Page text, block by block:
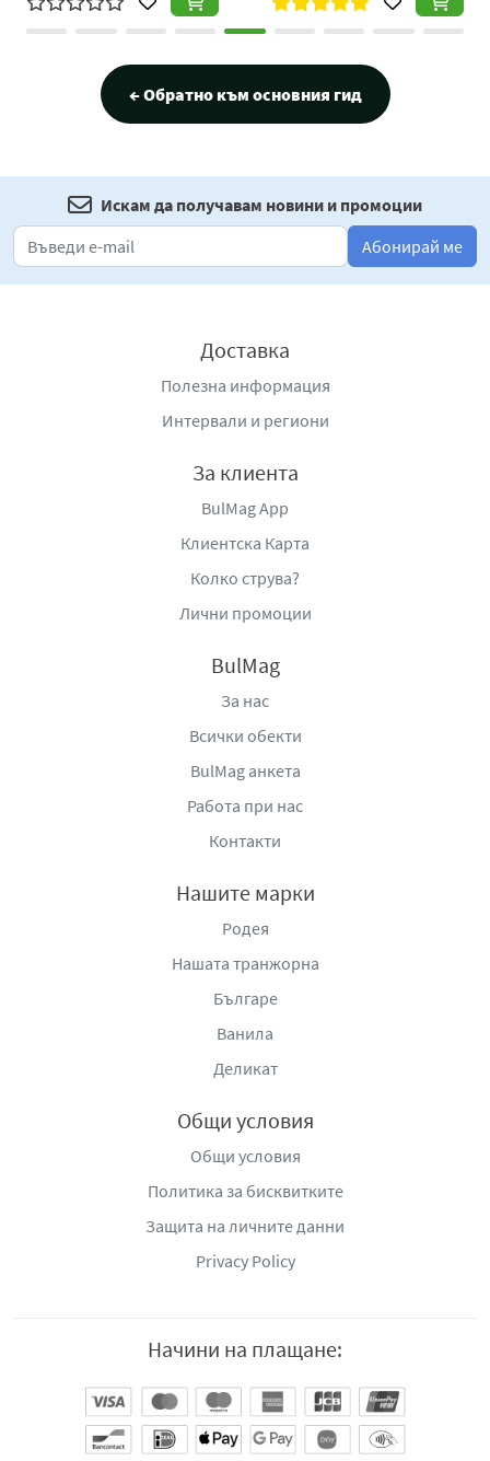
← Обратно към основния гид
Искам да получавам новини и промоции
Абонирай ме
Доставка
Полезна информация
Интервали и региони
За клиента
BulMag App
Клиентска Карта
Колко струва?
Лични промоции
BulMag
За нас
Всички обекти
BulMag анкета
Работа при нас
Контакти
Нашите марки
Родея
Нашата транжорна
Българе
Ванила
Деликат
Общи условия
Общи условия
Политика за бисквитките
Защита на личните данни
Privacy Policy
Начини на плащане: